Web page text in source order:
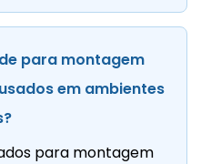
para montagem
​​em ambientes
para montagem